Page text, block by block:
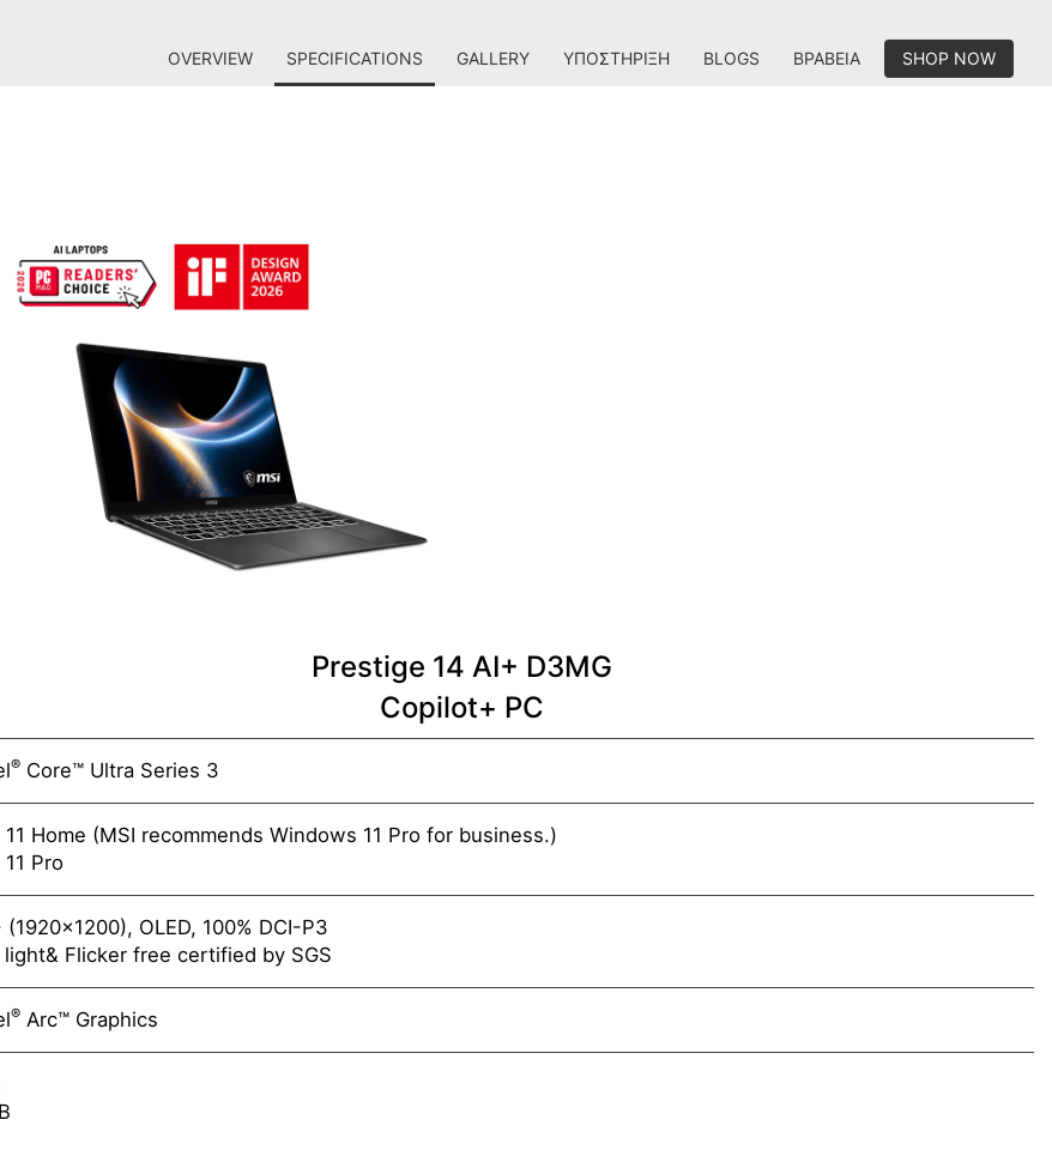
OVERVIEW SPECIFICATIONS GALLERY ΥΠΟΣΤΉΡΙΞΗ BLOGS ΒΡΑΒΕΊΑ SHOP NOW
Prestige 14 AI+ D3MG
Copilot+ PC
® Core™ Ultra Series 3
Home (MSI recommends Windows 11 Pro for business.)
Pro
(1920x1200), OLED, 100% DCI-P3
Flicker free certified by SGS
® Arc™ Graphics